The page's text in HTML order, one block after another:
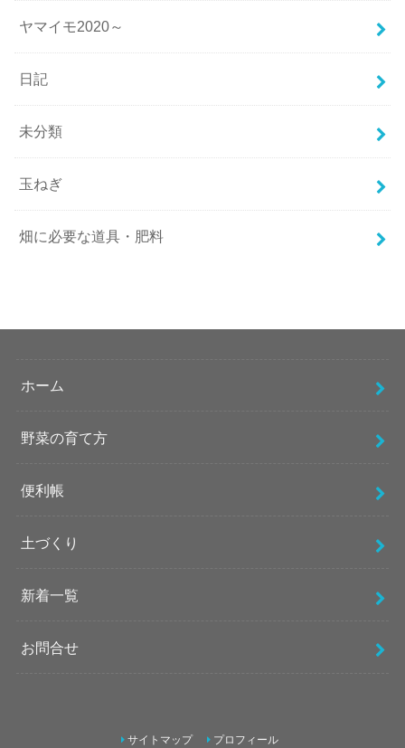
ヤマイモ2020～
日記
未分類
玉ねぎ
畑に必要な道具・肥料
ホーム
野菜の育て方
便利帳
土づくり
新着一覧
お問合せ
サイトマップ プロフィール